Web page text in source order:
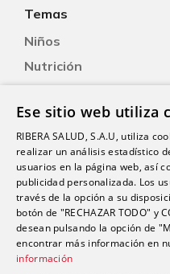
Temas
Niños
Nutrición
Salud Sexual
Oftalmología
Otorrinolaringología
Oncología
Fisioterapia
Contacto
Ese sitio web utiliza
RIBERA SALUD, S.A.U, utiliza
realizar un análisis estadístico
usuarios en la página web, así
publicidad personalizada. Los
través de la opción a su
botón de "RECHAZAR TODO" y
desean pulsando la opción de
encontrar más información en
información